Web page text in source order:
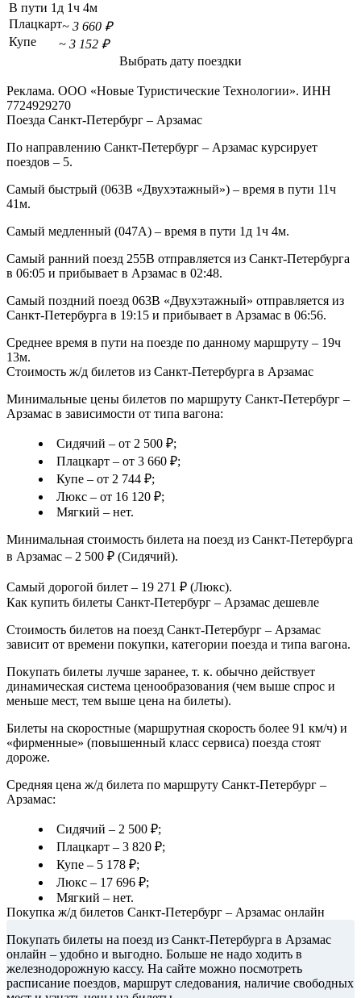
В пути 1д 1ч 4м
Плацкарт~ 3 660 ₽
Купе
~ 3 152 ₽
Выбрать дату поездки
Реклама. ООО «Новые Туристические Технологии». ИНН
7724929270
Поезда Санкт-Петербург – Арзамас
По направлению Санкт-Петербург – Арзамас курсирует
поездов – 5.
Самый быстрый (063В «Двухэтажный») – время в пути 11ч
41м.
Самый медленный (047А) – время в пути 1д 1ч 4м.
Самый ранний поезд 255В отправляется из Санкт-Петербурга
в 06:05 и прибывает в Арзамас в 02:48.
Самый поздний поезд 063В «Двухэтажный» отправляется из
Санкт-Петербурга в 19:15 и прибывает в Арзамас в 06:56.
Среднее время в пути на поезде по данному маршруту – 19ч
13м.
Стоимость ж/д билетов из Санкт-Петербурга в Арзамас
Минимальные цены билетов по маршруту Санкт-Петербург –
Арзамас в зависимости от типа вагона:
Сидячий – от 2 500 ₽;
Плацкарт – от 3 660 ₽;
Купе – от 2 744 ₽;
Люкс – от 16 120 ₽;
Мягкий – нет.
Минимальная стоимость билета на поезд из Санкт-Петербурга
в Арзамас – 2 500 ₽ (Сидячий).
Самый дорогой билет – 19 271 ₽ (Люкс).
Как купить билеты Санкт-Петербург – Арзамас дешевле
Стоимость билетов на поезд Санкт-Петербург – Арзамас
зависит от времени покупки, категории поезда и типа вагона.
Покупать билеты лучше заранее, т. к. обычно действует
динамическая система ценообразования (чем выше спрос и
меньше мест, тем выше цена на билеты).
Билеты на скоростные (маршрутная скорость более 91 км/ч) и
«фирменные» (повышенный класс сервиса) поезда стоят
дороже.
Средняя цена ж/д билета по маршруту Санкт-Петербург –
Арзамас:
Сидячий – 2 500 ₽;
Плацкарт – 3 820 ₽;
Купе – 5 178 ₽;
Люкс – 17 696 ₽;
Мягкий – нет.
Покупка ж/д билетов Санкт-Петербург – Арзамас онлайн
Покупать билеты на поезд из Санкт-Петербурга в Арзамас
онлайн – удобно и выгодно. Больше не надо ходить в
железнодорожную кассу. На сайте можно посмотреть
расписание поездов, маршрут следования, наличие свободных